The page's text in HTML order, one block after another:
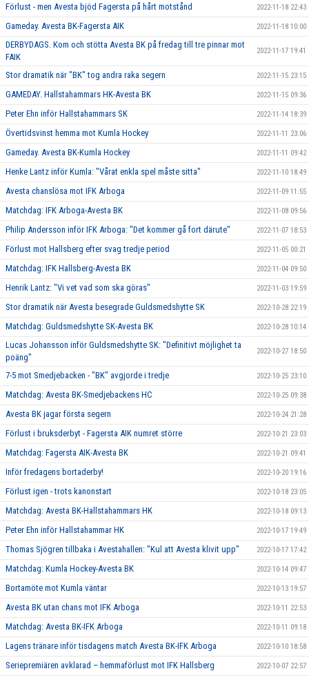
Förlust - men Avesta bjöd Fagersta på hårt motstånd 2022-11-18 22:43
Gameday. Avesta BK-Fagersta AIK 2022-11-18 10:00
DERBYDAGS. Kom och stötta Avesta BK på fredag till tre pinnar mot
FAIK
2022-11-17 19:41
Stor dramatik när "BK" tog andra raka segern 2022-11-15 23:15
GAMEDAY. Hallstahammars HK-Avesta BK 2022-11-15 09:36
Peter Ehn inför Hallstahammars SK 2022-11-14 18:39
Övertidsvinst hemma mot Kumla Hockey 2022-11-11 23:06
Gameday. Avesta BK-Kumla Hockey 2022-11-11 09:42
Henke Lantz inför Kumla: "Vårat enkla spel måste sitta" 2022-11-10 18:49
Avesta chanslösa mot IFK Arboga 2022-11-09 11:55
Matchdag: IFK Arboga-Avesta BK 2022-11-08 09:56
Philip Andersson inför IFK Arboga: "Det kommer gå fort därute" 2022-11-07 18:53
Förlust mot Hallsberg efter svag tredje period 2022-11-05 00:21
Matchdag: IFK Hallsberg-Avesta BK 2022-11-04 09:50
Henrik Lantz: "Vi vet vad som ska göras" 2022-11-03 19:59
Stor dramatik när Avesta besegrade Guldsmedshytte SK 2022-10-28 22:19
Matchdag: Guldsmedshytte SK-Avesta BK 2022-10-28 10:14
Lucas Johansson inför Guldsmedshytte SK: "Definitivt möjlighet ta
poäng"
2022-10-27 18:50
7-5 mot Smedjebacken - "BK" avgjorde i tredje 2022-10-25 23:10
Matchdag: Avesta BK-Smedjebackens HC 2022-10-25 09:38
Avesta BK jagar första segern 2022-10-24 21:28
Förlust i bruksderbyt - Fagersta AIK numret större 2022-10-21 23:03
Matchdag: Fagersta AIK-Avesta BK 2022-10-21 09:41
Inför fredagens bortaderby! 2022-10-20 19:16
Förlust igen - trots kanonstart 2022-10-18 23:05
Matchdag: Avesta BK-Hallstahammars HK 2022-10-18 09:13
Peter Ehn inför Hallstahammar HK 2022-10-17 19:49
Thomas Sjögren tillbaka i Avestahallen: "Kul att Avesta klivit upp" 2022-10-17 17:42
Matchdag: Kumla Hockey-Avesta BK 2022-10-14 09:47
Bortamöte mot Kumla väntar 2022-10-13 19:57
Avesta BK utan chans mot IFK Arboga 2022-10-11 22:53
Matchdag: Avesta BK-IFK Arboga 2022-10-11 09:18
Lagens tränare inför tisdagens match Avesta BK-IFK Arboga 2022-10-10 18:58
Seriepremiären avklarad – hemmaförlust mot IFK Hallsberg 2022-10-07 22:57